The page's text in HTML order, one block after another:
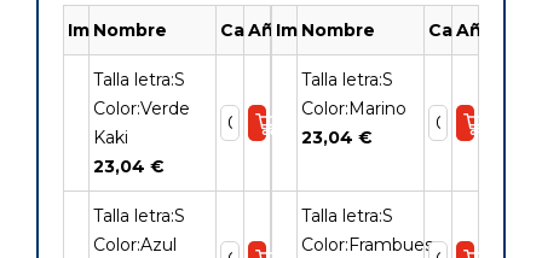
Imagen
Nombre Cantidad
AñadirImagen
Nombre Cantidad
Añadir
Talla letra:S
Color:Verde
Kaki
23,04 €
Talla letra:S
Color:Marino
23,04 €
Talla letra:S
Color:Azul
Talla letra:S
Color:Frambuesa